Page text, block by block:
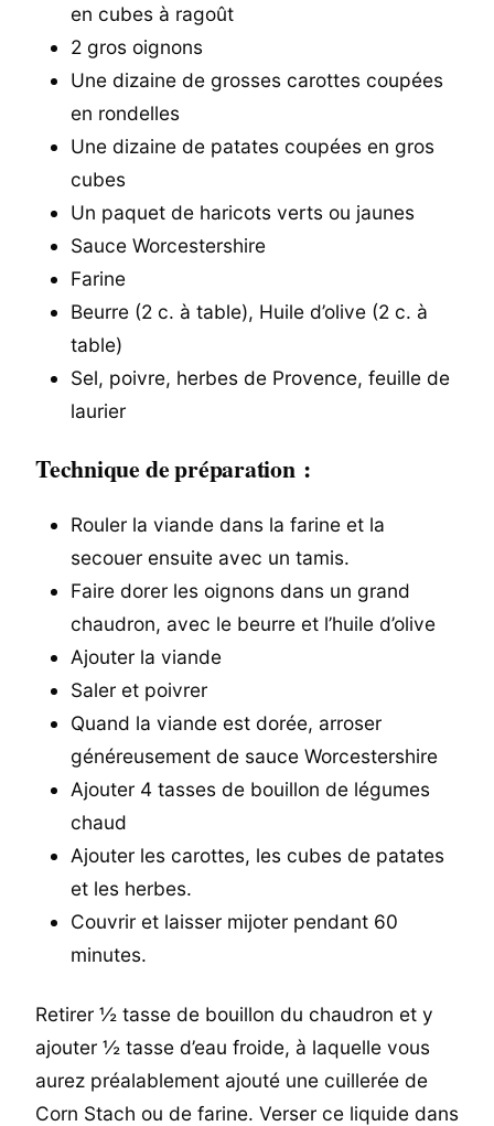
en cubes à ragoût
2 gros oignons
Une dizaine de grosses carottes coupées
en rondelles
Une dizaine de patates coupées en gros
cubes
Un paquet de haricots verts ou jaunes
Sauce Worcestershire
Farine
Beurre (2 c. à table), Huile d’olive (2 c. à
table)
Sel, poivre, herbes de Provence, feuille de
laurier
Technique de préparation :
Rouler la viande dans la farine et la
secouer ensuite avec un tamis.
Faire dorer les oignons dans un grand
chaudron, avec le beurre et l’huile d’olive
Ajouter la viande
Saler et poivrer
Quand la viande est dorée, arroser
généreusement de sauce Worcestershire
Ajouter 4 tasses de bouillon de légumes
chaud
Ajouter les carottes, les cubes de patates
et les herbes.
Couvrir et laisser mijoter pendant 60
minutes.
Retirer ½ tasse de bouillon du chaudron et y
ajouter ½ tasse d’eau froide, à laquelle vous
aurez préalablement ajouté une cuillerée de
Corn Stach ou de farine. Verser ce liquide dans